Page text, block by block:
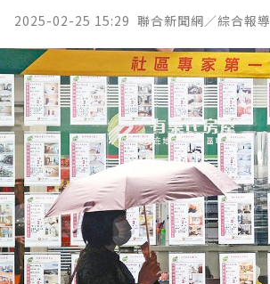
2025-02-25 15:29 聯合新聞網／綜合報導